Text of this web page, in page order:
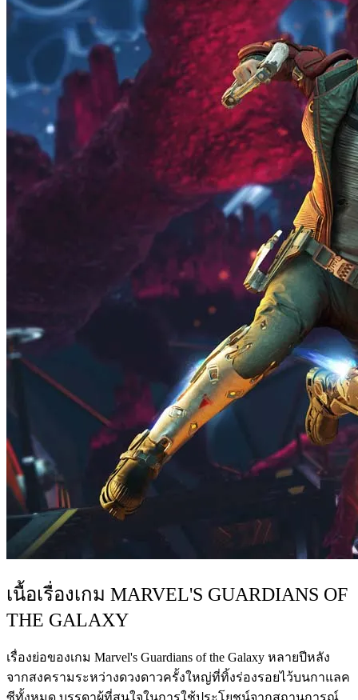
เนื้อเรื่องเกม MARVEL'S GUARDIANS OF
THE GALAXY
เรื่องย่อของเกม Marvel's Guardians of the Galaxy หลายปีหลัง
จากสงครามระหว่างดวงดาวครั้งใหญ่ที่ทิ้งร่องรอยไว้บนกาแลค
ซีทั้งหมด บรรดาผู้ที่สนใจในการใช้ประโยชน์จากสถานการณ์